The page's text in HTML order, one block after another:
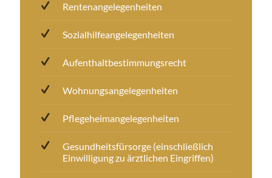
Rentenangelegenheiten
Sozialhilfeangelegenheiten
Aufenthaltbestimmungsrecht
Wohnungsangelegenheiten
Pflegeheimangelegenheiten
Gesundheitsfürsorge (einschließlich
Einwilligung zu ärztlichen Eingriffen)